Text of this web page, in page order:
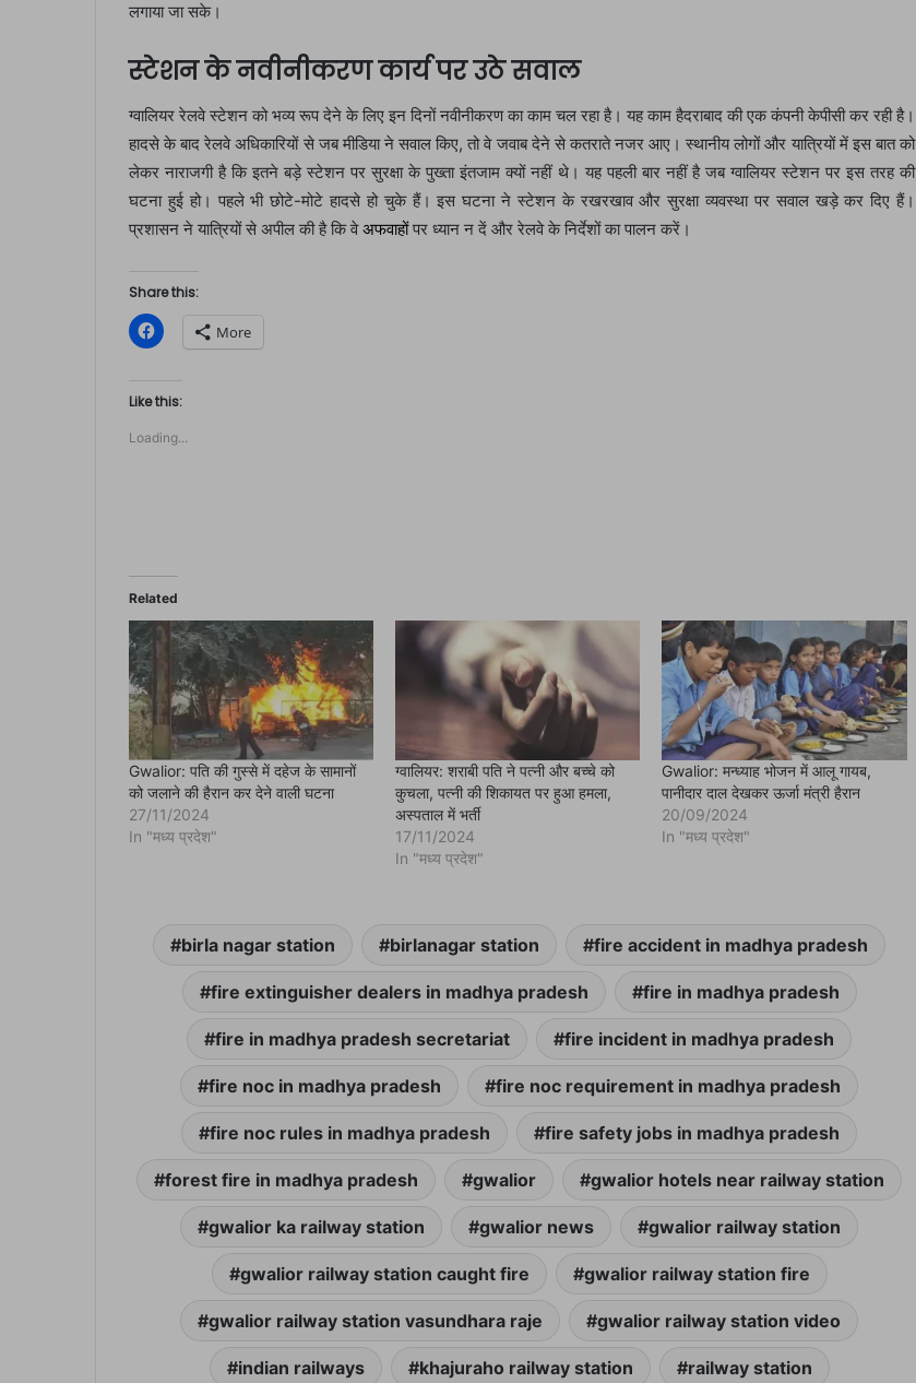
लगाया जा सके।
स्टेशन के नवीनीकरण कार्य पर उठे सवाल
ग्वालियर रेलवे स्टेशन को भव्य रूप देने के लिए इन दिनों नवीनीकरण का काम चल रहा है। यह काम हैदराबाद की एक कंपनी केपीसी कर रही है।
हादसे के बाद रेलवे अधिकारियों से जब मीडिया ने सवाल किए, तो वे जवाब देने से कतराते नजर आए। स्थानीय लोगों और यात्रियों में इस बात को
लेकर नाराजगी है कि इतने बड़े स्टेशन पर सुरक्षा के पुख्ता इंतजाम क्यों नहीं थे। यह पहली बार नहीं है जब ग्वालियर स्टेशन पर इस तरह की
घटना हुई हो। पहले भी छोटे-मोटे हादसे हो चुके हैं। इस घटना ने स्टेशन के रखरखाव और सुरक्षा व्यवस्था पर सवाल खड़े कर दिए हैं।
प्रशासन ने यात्रियों से अपील की है कि वेअफवाहोंपर ध्यान न दें और रेलवे के निर्देशों का पालन करें।
Share this:
C
l
k
t
o
h
b
o
k
(
O
n
s
i
n
e
w
w
i
n
d
More
Like this:
Loading...
Related
Gwalior: पति की गुस्से में दहेज के सामानों
को जलाने की हैरान कर देने वाली घटना
27/11/2024
In "मध्य प्रदेश"
ग्वालियर: शराबी पति ने पत्नी और बच्चे को
कुचला, पत्नी की शिकायत पर हुआ हमला,
अस्पताल में भर्ती
17/11/2024
In "मध्य प्रदेश"
Gwalior: मन्ध्याह भोजन में आलू गायब,
पानीदार दाल देखकर ऊर्जा मंत्री हैरान
20/09/2024
In "मध्य प्रदेश"
birla nagar station birlanagar station fire accident in madhya pradesh
fire extinguisher dealers in madhya pradesh fire in madhya pradesh
fire in madhya pradesh secretariat fire incident in madhya pradesh
fire noc in madhya pradesh fire noc requirement in madhya pradesh
fire noc rules in madhya pradesh fire safety jobs in madhya pradesh
forest fire in madhya pradesh gwalior gwalior hotels near railway station
gwalior ka railway station gwalior news gwalior railway station
gwalior railway station caught fire gwalior railway station fire
gwalior railway station vasundhara raje gwalior railway station video
indian railways khajuraho railway station railway station